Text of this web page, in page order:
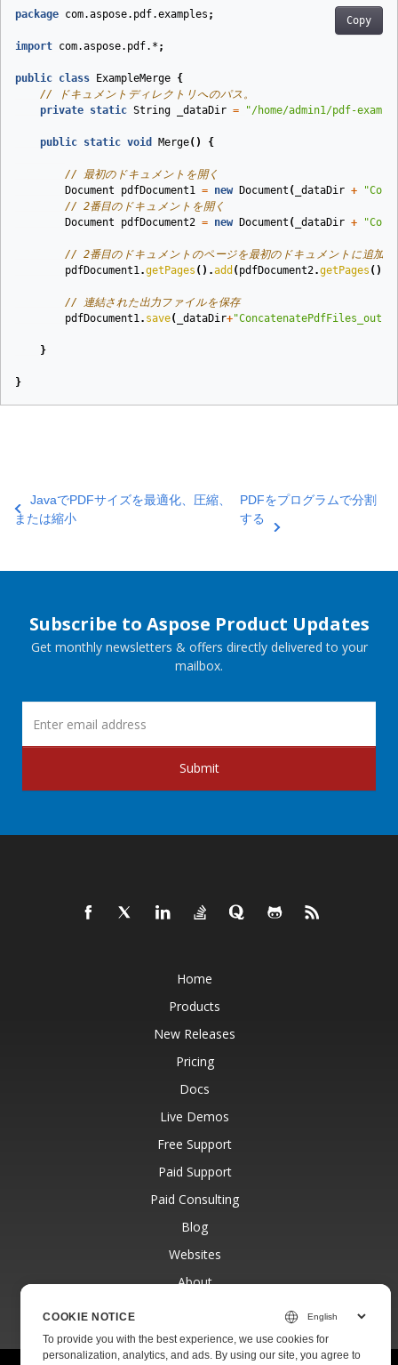
Copy
package com.aspose.pdf.examples ;
import com.aspose.pdf.* ;
public class ExampleMerge {
// ドキュメントディレクトリへのパス。
private static String _dataDir = "/home/admin1/pdf-
public static void Merge() {
// 最初のドキュメントを開く
Document
pdfDocument1 = new Document ( _dataDir +
// 2番目のドキュメントを開く
Document
pdfDocument2 = new Document ( _dataDir +
// 2番目のドキュメントのページを最初のドキュメントに追加
pdfDocument1.getPages ().add ( pdfDocument2.getPages ());
// 連結された出力ファイルを保存
pdfDocument1. save( _dataDir+
}
}
JavaでPDFサイズを最適化、圧縮、
または縮小
PDFをプログラムで分割
する
Subscribe to Aspose Product Updates
Get monthly newsletters & offers directly delivered to your
mailbox.
Submit
Home
Products
New Releases
Pricing
Docs
Live Demos
Free Support
Paid Support
Paid Consulting
Blog
Websites
About
COOKIE NOTICE
To provide you with the best experience, we use cookies for
personalization, analytics, and ads. By using our site, you agree to